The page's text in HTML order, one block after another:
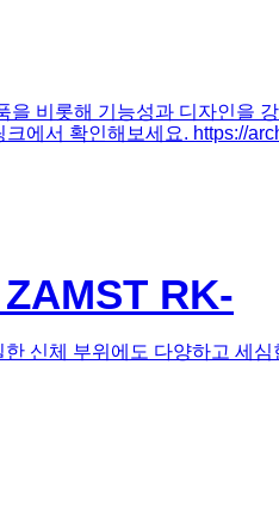
비롯해 기능성과 디자인을
에서 확인해보세요. https://
RK-
신체 부위에도 다양하고 세